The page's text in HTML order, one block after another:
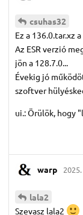
csuhas32
Ez a 136.0.tar.xz
Az ESR verzió
jön a 128.7.0...
Évekig jó
szoftver
ui.: Örülök, hogy
warp
lala2
Szevasz lala2